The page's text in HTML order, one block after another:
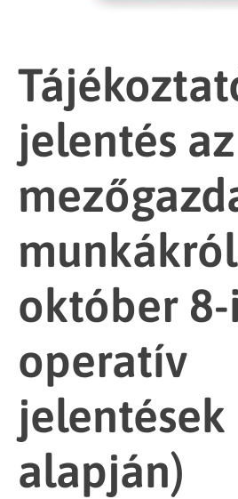
jelentés
október 8-i
operatív
jelentések
alapján)